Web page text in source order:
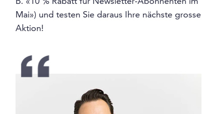
Mai») und testen Sie daraus Ihre nächste grosse
Aktion!